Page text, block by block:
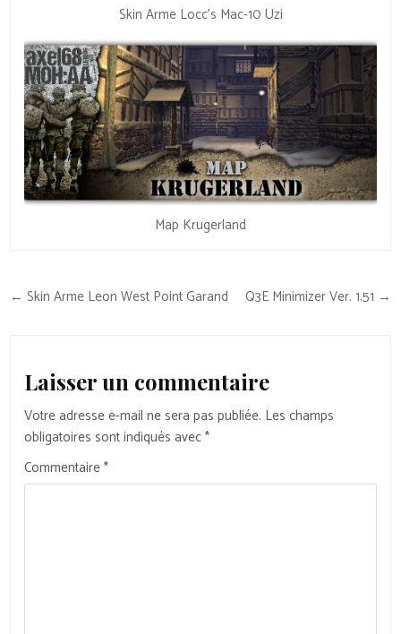
Skin Arme Locc’s Mac-10 Uzi
Map Krugerland
Navigation
← Skin Arme Leon West Point Garand Q3E Minimizer Ver. 1.51 →
Laisser un commentaire
Votre adresse e-mail ne sera pas publiée. Les champs
obligatoires sont indiqués avec*
Commentaire*